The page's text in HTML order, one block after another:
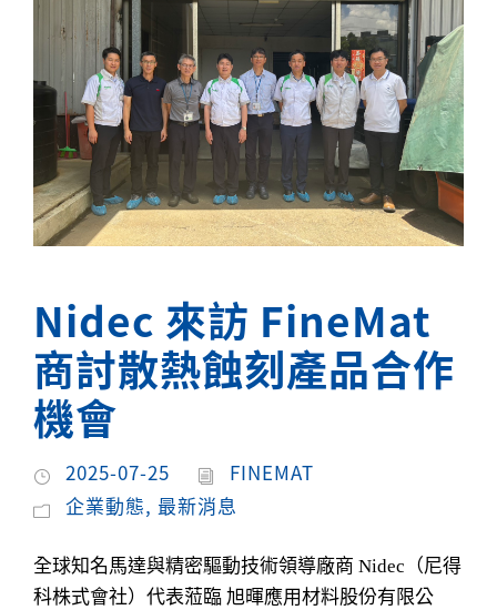
Nidec 來訪 FineMat
商討散熱蝕刻產品合作
機會
2025-07-25
FINEMAT
企業動態, 最新消息
全球知名馬達與精密驅動技術領導廠商 Nidec（尼得
科株式會社）代表蒞臨 旭暉應用材料股份有限公